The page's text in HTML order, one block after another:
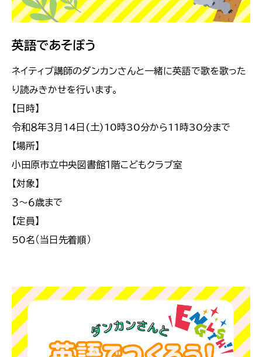
英語であそぼう
ネイティブ講師のダンカンさんと一緒に英語で歌を歌った
り読みきかせを行います。
【日時】
令和８年３月14日(土)10時30分から11時30分まで
【場所】
小田原市立中央図書館１階こどもクラブ室
【対象】
３～６歳まで
【定員】
50名（当日先着順）